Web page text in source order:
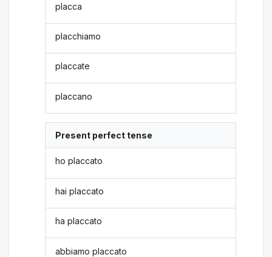
placca
placchiamo
placcate
placcano
Present perfect tense
ho placcato
hai placcato
ha placcato
abbiamo placcato